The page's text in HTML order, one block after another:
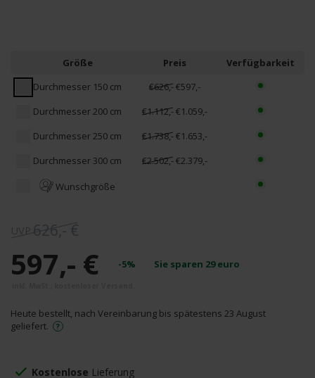
Größe Preis
Verfügbarkeit
Durchmesser 150 cm
€626,-€597,-
Durchmesser 200 cm
€1.112,-€1.059,-
Durchmesser 250 cm
€1.738,-€1.653,-
Durchmesser 300 cm
€2.502,-€2.379,-
Wunschgröße
626,- €
597,- € -5% Sie sparen 29euro
Heute bestellt, nach Vereinbarung bis spätestens 23 August
geliefert.
Kostenlose Lieferung